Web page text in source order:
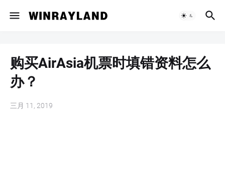
购买AirAsia机票时填错资料怎么
办？
三月 11, 2019